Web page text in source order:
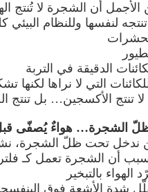
الأجمل أن الشجرة لا تُنتج
لنفسها وللنظام البيئي
الدقيقة في التربة
التي لا نراها
لا تنتج الأكسجين… بل تنتج
ندخل تحت ظلّ الشجرة،
أن الشجرة تعمل كـ
الهواء بالتبخير
شدة الأشعة فوق